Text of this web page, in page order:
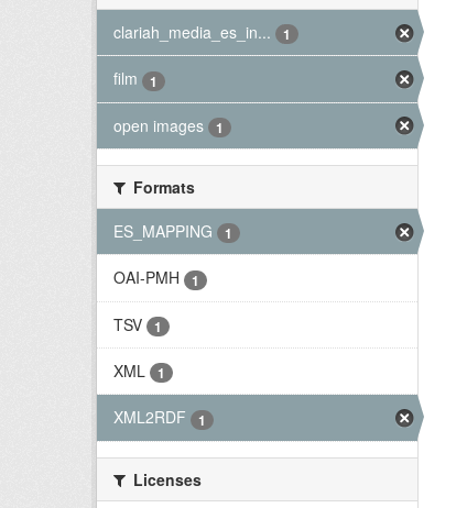
clariah_media_es_in...
1
film 1
open images 1
Formats
ES_MAPPING
1
OAI-PMH 1
TSV 1
XML 1
XML2RDF 1
Licenses